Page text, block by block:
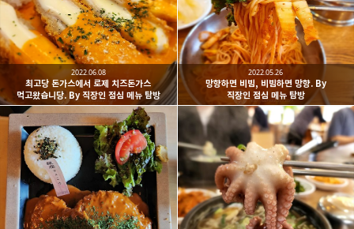
최고당 돈가스에서 로제 치즈돈가스
먹고왔습니당. By 직장인 점심 메뉴 탐방
2022.06.08
망향하면 비빔, 비빔하면 망향. By
직장인 점심 메뉴 탐방
2022.05.26